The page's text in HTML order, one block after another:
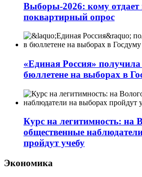
Выборы-2026: кому отдает
поквартирный опрос
«Единая Россия» получила
бюллетене на выборах в
Курс на легитимность: на
общественные
пройдут учебу
Экономика